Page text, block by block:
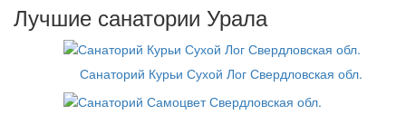
Лучшие санатории Урала
Санаторий Курьи Сухой Лог Свердловская обл.